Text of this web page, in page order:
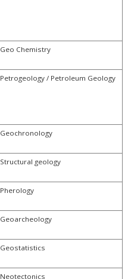
Geo Chemistry
Petrogeology / Petroleum Geology
Geochronology
Structural geology
Pherology
Geoarcheology
Geostatistics
Neotectonics